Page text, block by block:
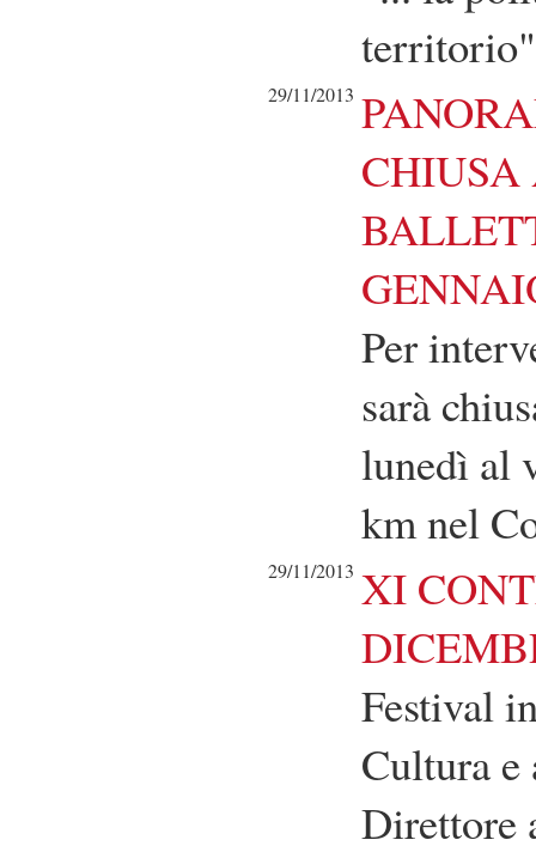
territorio"
29/11/2013
CHIUSA
Per
sarà
lunedì al
km nel
29/11/2013 XI
Festival
Cultura e
Direttore